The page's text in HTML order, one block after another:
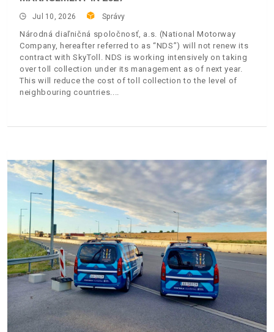
Jul 10, 2026 Správy
Národná diaľničná spoločnosť, a.s. (National Motorway
Company, hereafter referred to as “NDS”) will not renew its
contract with SkyToll. NDS is working intensively on taking
over toll collection under its management as of next year.
This will reduce the cost of toll collection to the level of
neighbouring countries.